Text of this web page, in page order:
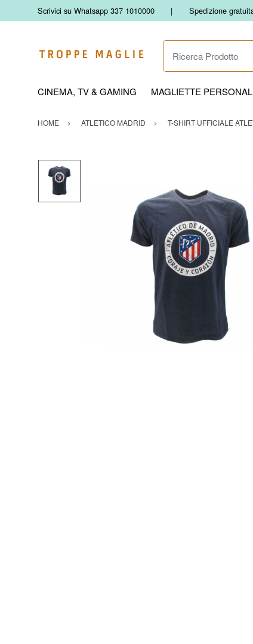
Scrivici su Whatsapp 337 1010000 Spedizione
Ricerca Prodotto
CINEMA, TV & GAMING MAGLIETTE
HOME ATLETICO MADRID T-SHIRT UFFICIALE